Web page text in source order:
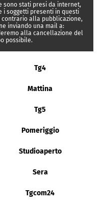
sono stati presi da internet,
i soggetti presenti in questi
alla pubblicazione,
inviando una mail a:
alla cancellazione del
possibile.
Tg4
Mattina
Tg5
Pomeriggio
Studioaperto
Sera
Tgcom24